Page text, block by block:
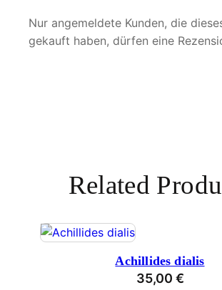
Nur angemeldete Kunden, die
gekauft haben, dürfen eine
Related
Achillides dialis
35,00 €